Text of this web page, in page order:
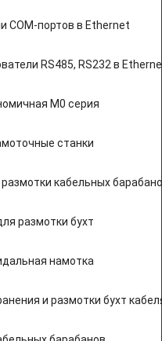
COM-портов в Ethernet
RS485, RS232 в
M0 серия
станки
кабельных
размотки бухт
намотка
и размотки бухт